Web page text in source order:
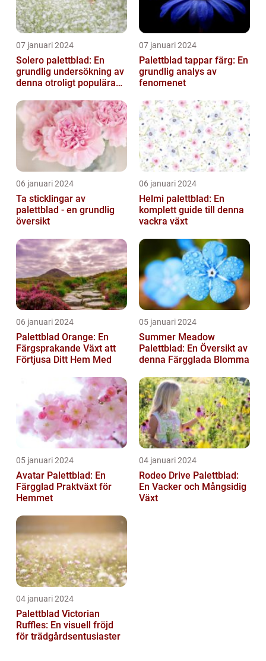
07 januari 2024
Solero palettblad: En
grundlig undersökning av
denna otroligt populära
07 januari 2024
Palettblad tappar färg: En
grundlig analys av
fenomenet
06 januari 2024
Ta sticklingar av
palettblad - en grundlig
översikt
06 januari 2024
Helmi palettblad: En
komplett guide till denna
vackra växt
06 januari 2024
Palettblad Orange: En
Färgsprakande Växt att
Förtjusa Ditt Hem Med
05 januari 2024
Summer Meadow
Palettblad: En Översikt av
denna Färgglada Blomma
05 januari 2024
Avatar Palettblad: En
Färgglad Praktväxt för
Hemmet
04 januari 2024
Rodeo Drive Palettblad:
En Vacker och Mångsidig
Växt
04 januari 2024
Palettblad Victorian
Ruffles: En visuell fröjd
för trädgårdsentusiaster